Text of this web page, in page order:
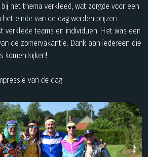
het thema verkleed, wat zorgde voor een
het einde van de dag werden prijzen
verklede teams en individuen. Het was een
de zomervakantie. Dank aan iedereen die
komen kijken!
van de dag.